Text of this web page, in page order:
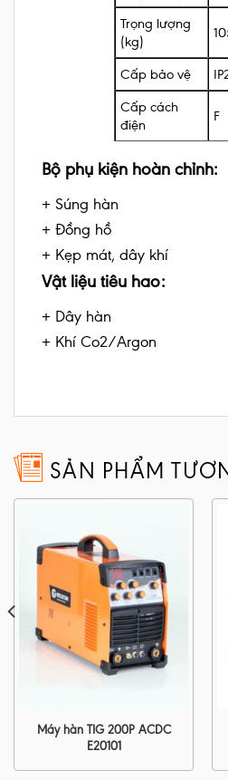
Trọng lượng
(kg)
Cấp bảo vệ
Cấp cách
điện
F
Bộ phụ kiện hoàn chỉnh:
+ Súng hàn
+ Đồng hồ
+ Kẹp mát, dây khí
Vật liệu tiêu hao:
+ Dây hàn
+ Khí Co2/Argon
SẢN PHẨM
Máy hàn TIG 200P ACDC
E20101